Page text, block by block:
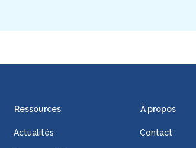
Ressources
Actualités
À propos
Contact